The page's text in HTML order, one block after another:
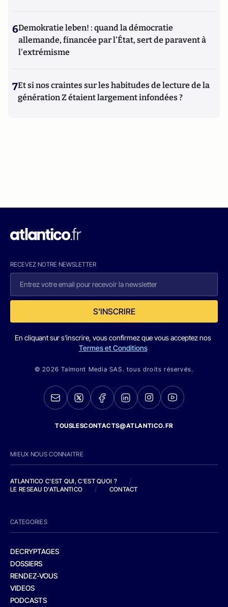
6Demokratie leben! : quand la démocratie
allemande, financée par l'État, sert de paravent à
l'extrémisme
7Et si nos craintes sur les habitudes de lecture de la
génération Z étaient largement infondées ?
RECEVEZ NOTRE NEWSLETTER
S'INSCRIRE
En cliquant sur s'inscrire, vous confirmez que vous acceptez nos
Termes et Conditions
© 2026 Talmont Media SAS. tous droits réservés.
TOUSLESCONTACTS@ATLANTICO.FR
MIEUX NOUS CONNAITRE
ATLANTICO C'EST QUI, C'EST QUOI ?
/
LE RESEAU D'ATLANTICO
/ CONTACT
CATEGORIES
DECRYPTAGES
DOSSIERS
RENDEZ-VOUS
VIDEOS
PODCASTS